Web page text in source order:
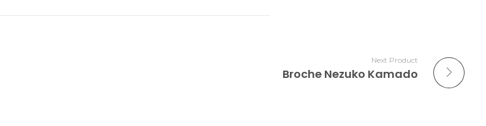
Next Product
Broche Nezuko Kamado